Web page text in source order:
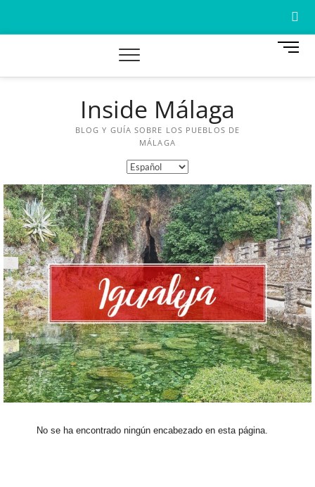
B
Inside Málaga
BLOG Y GUÍA SOBRE LOS PUEBLOS DE
MÁLAGA
No se ha encontrado ningún encabezado en esta página.